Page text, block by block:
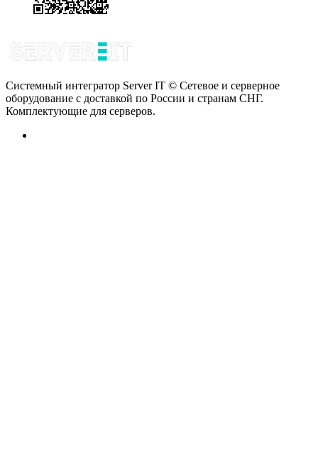
Системный интегратор Server IT © Сетевое и серверное
оборудование с доставкой по России и странам СНГ.
Комплектующие для серверов.